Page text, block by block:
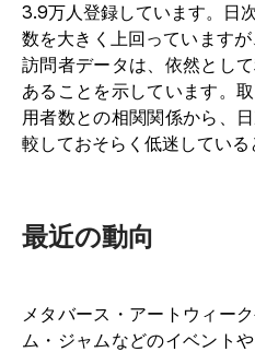
3.9万人登録しています。日
数を大きく上回っています
訪問者データは、依然とし
あることを示しています。
用者数との相関関係から、
較しておそらく低迷している
最近の動向
メタバース・アートウィー
ム・ジャムなどのイベント